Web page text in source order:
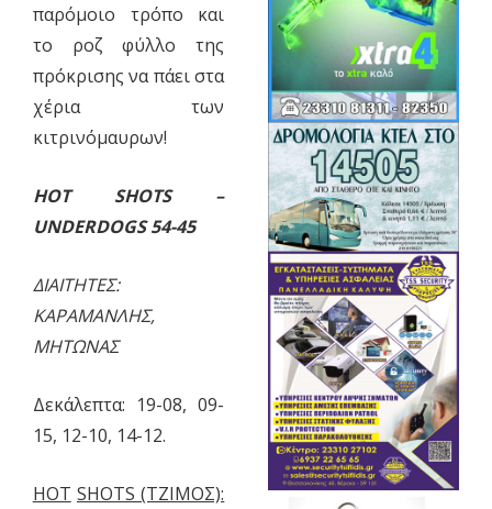
παρόμοιο τρόπο και
το ροζ φύλλο της
πρόκρισης να πάει στα
χέρια των
κιτρινόμαυρων!
HOT SHOTS–
UNDERDOGS54-45
ΔΙΑΙΤΗΤΕΣ:
ΚΑΡΑΜΑΝΛΗΣ,
ΜΗΤΩΝΑΣ
Δεκάλεπτα: 19-08, 09-
15, 12-10, 14-12.
HOT SHOTS (ΤΖΙΜΟΣ):